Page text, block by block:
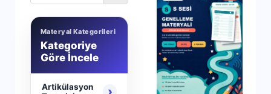
Materyal Kategorileri
Kategoriye
Göre İncele
Artikülasyon